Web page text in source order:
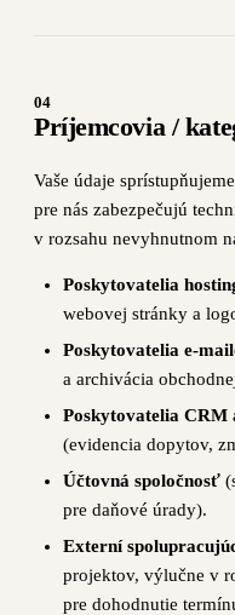
04
Príjemcovia /
Vaše údaje
pre nás zabezpečujú
v rozsahu nevyhnutnom
Poskytovatelia
webovej stránky a
Poskytovatelia e-
a archivácia
Poskytovatelia CRM
(evidencia dopytov,
Účtovná spoločnosť
pre daňové úrady).
Externí
projektov, výlučne v
pre dohodnutie